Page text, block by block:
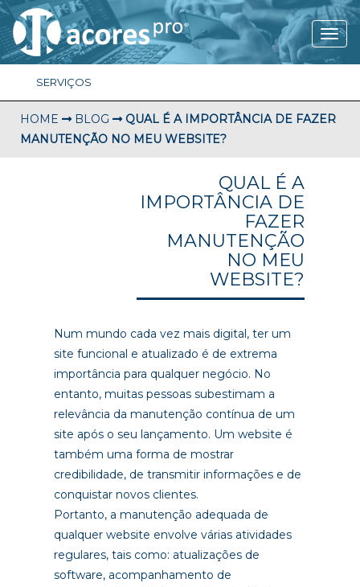
SERVIÇOS
HOME BLOG
QUAL É A IMPORTÂNCIA DE FAZER
MANUTENÇÃO NO MEU WEBSITE?
QUAL É A
IMPORTÂNCIA DE
FAZER
MANUTENÇÃO
NO MEU
WEBSITE?
Num mundo cada vez mais digital, ter um
site funcional e atualizado é de extrema
importância para qualquer negócio. No
entanto, muitas pessoas subestimam a
relevância da manutenção contínua de um
site após o seu lançamento. Um website é
também uma forma de mostrar
credibilidade, de transmitir informações e de
conquistar novos clientes.
Portanto, a manutenção adequada de
qualquer website envolve várias atividades
regulares, tais como: atualizações de
software, acompanhamento de